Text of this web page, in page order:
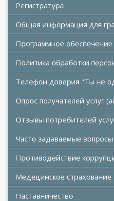
Регистратура
Общая информация для
Программное обеспечение
Политика обработки
Телефон доверия "Ты не
Опрос получателей услуг
Отзывы потребителей
Часто задаваемые вопросы
Противодействие
Медецинское страхование
Наставничество